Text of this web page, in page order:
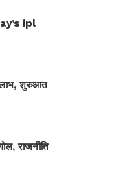
ipl
लाभ, शुरुआत
राजनीति